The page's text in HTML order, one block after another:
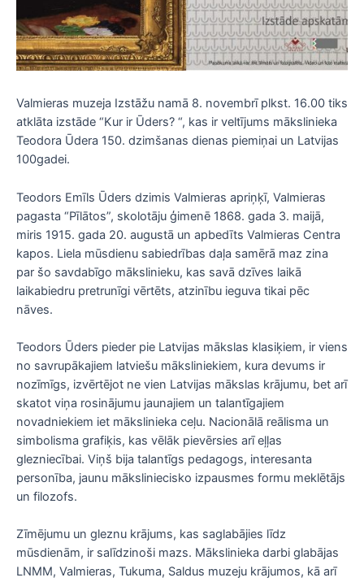
Valmieras muzeja Izstāžu namā 8. novembrī plkst. 16.00 tiks
atklāta izstāde “Kur ir Ūders? “, kas ir veltījums mākslinieka
Teodora Ūdera 150. dzimšanas dienas piemiņai un Latvijas
100gadei.
Teodors Emīls Ūders dzimis Valmieras apriņķī, Valmieras
pagasta “Pīlātos”, skolotāju ģimenē 1868. gada 3. maijā,
miris 1915. gada 20. augustā un apbedīts Valmieras Centra
kapos. Liela mūsdienu sabiedrības daļa samērā maz zina
par šo savdabīgo mākslinieku, kas savā dzīves laikā
laikabiedru pretrunīgi vērtēts, atzinību ieguva tikai pēc
nāves.
Teodors Ūders pieder pie Latvijas mākslas klasiķiem, ir viens
no savrupākajiem latviešu māksliniekiem, kura devums ir
nozīmīgs, izvērtējot ne vien Latvijas mākslas krājumu, bet arī
skatot viņa rosinājumu jaunajiem un talantīgajiem
novadniekiem iet mākslinieka ceļu. Nacionālā reālisma un
simbolisma grafiķis, kas vēlāk pievērsies arī eļļas
glezniecībai. Viņš bija talantīgs pedagogs, interesanta
personība, jaunu māksliniecisko izpausmes formu meklētājs
un filozofs.
Zīmējumu un gleznu krājums, kas saglabājies līdz
mūsdienām, ir salīdzinoši mazs. Mākslinieka darbi glabājas
LNMM, Valmieras, Tukuma, Saldus muzeju krājumos, kā arī